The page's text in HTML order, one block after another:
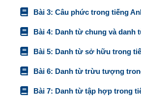
Bài 3: Câu phức trong tiếng
Bài 4: Danh từ chung và danh
Bài 5: Danh từ sở hữu trong
Bài 6: Danh từ trừu tượng
Bài 7: Danh từ tập hợp trong